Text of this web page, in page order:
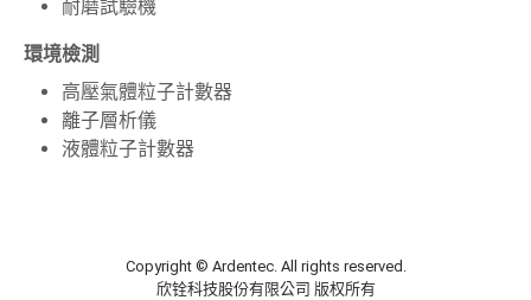
耐磨試驗機
環境檢測
高壓氣體粒子計數器
離子層析儀
液體粒子計數器
Copyright © Ardentec. All rights reserved.
欣铨科技股份有限公司 版权所有